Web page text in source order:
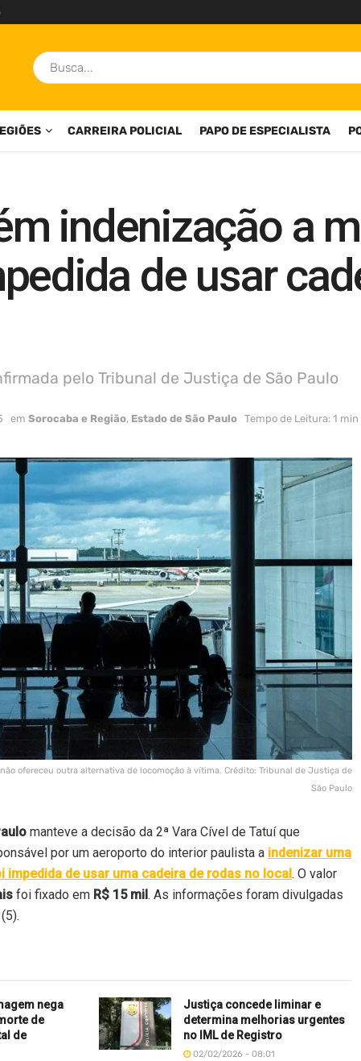
CARREIRA POLICIAL PAPO DE ESPECIALISTA
indenização a
de usar
pelo Tribunal de Justiça de São Paulo
em Sorocaba e Região, Estado de São Paulo Tempo de Leitura: 1 min
ofereceu outra alternativa de locomoção à vítima. Crédito: Tribunal de Justiça de
São Paulo
manteve a decisão da 2ª Vara Cível de Tatuí que
por um aeroporto do interior paulista a indenizar uma
de usar uma cadeira de rodas no local . O valor
foi fixado em R$ 15 mil . As informações foram divulgadas
nega
de
de
Justiça concede liminar e
determina melhorias urgentes
no IML de Registro
02/02/2026 - 08:01